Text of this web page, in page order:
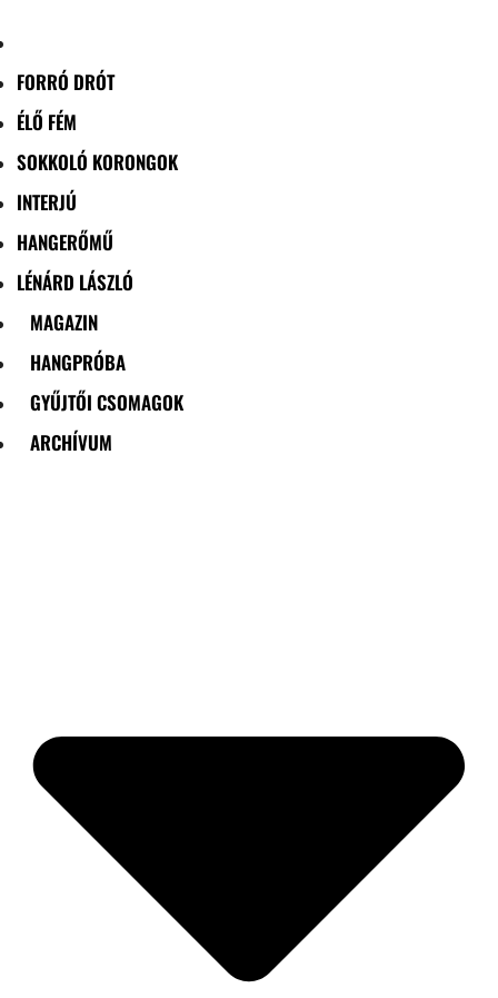
FORRÓ DRÓT
ÉLŐ FÉM
SOKKOLÓ KORONGOK
INTERJÚ
HANGERŐMŰ
LÉNÁRD LÁSZLÓ
MAGAZIN
HANGPRÓBA
GYŰJTŐI CSOMAGOK
ARCHÍVUM